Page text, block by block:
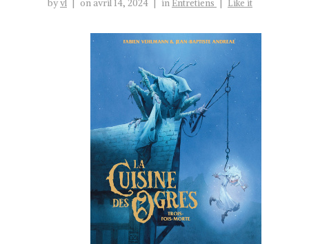
byvl | on avril 14, 2024 | in Entretiens | Like it